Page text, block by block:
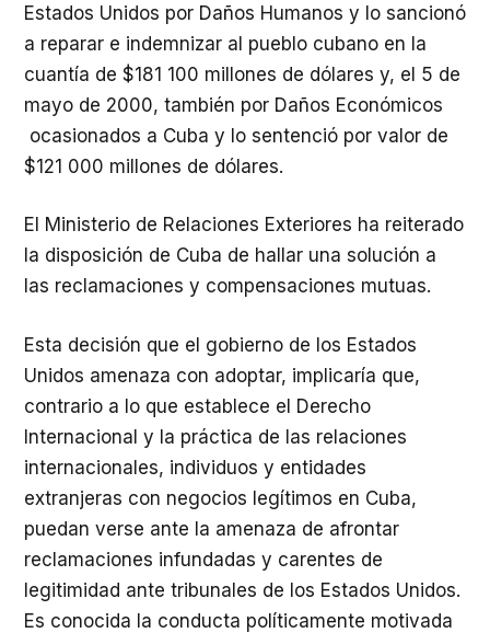
Estados Unidos por Daños Humanos y lo sancionó
a reparar e indemnizar al pueblo cubano en la
cuantía de $181 100 millones de dólares y, el 5 de
mayo de 2000, también por Daños Económicos
ocasionados a Cuba y lo sentenció por valor de
$121 000 millones de dólares.
El Ministerio de Relaciones Exteriores ha reiterado
la disposición de Cuba de hallar una solución a
las reclamaciones y compensaciones mutuas.
Esta decisión que el gobierno de los Estados
Unidos amenaza con adoptar, implicaría que,
contrario a lo que establece el Derecho
Internacional y la práctica de las relaciones
internacionales, individuos y entidades
extranjeras con negocios legítimos en Cuba,
puedan verse ante la amenaza de afrontar
reclamaciones infundadas y carentes de
legitimidad ante tribunales de los Estados Unidos.
Es conocida la conducta políticamente motivada